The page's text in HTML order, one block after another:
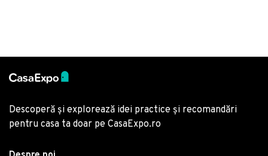
Descoperă și explorează idei practice și recomandări
pentru casa ta doar pe CasaExpo.ro